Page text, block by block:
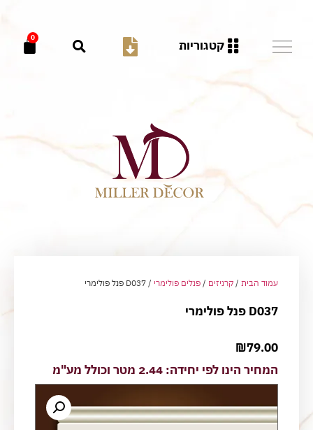
קטגוריות
0
עמוד הבית / קרניזים / פנלים פולימרי / D037 פנל פולימרי
D037 פנל פולימרי
₪79.00
המחיר הינו לפי יחידה: 2.44 מטר וכולל מע"מ